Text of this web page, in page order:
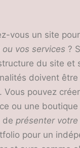
vous un site pour
vos services ?
du site et
doivent
Vous pouvez
ou une boutique
de présenter
pour un